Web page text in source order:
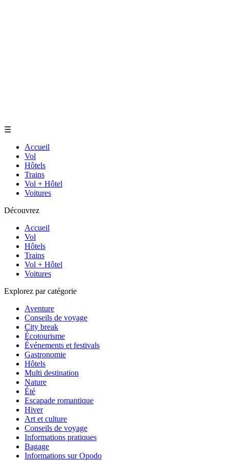
☰
Accueil
Vol
Hôtels
Trains
Vol + Hôtel
Voitures
Découvrez
Accueil
Vol
Hôtels
Trains
Vol + Hôtel
Voitures
Explorez par catégorie
Aventure
Conseils de voyage
City break
Écotourisme
Événements et festivals
Gastronomie
Hôtels
Multi destination
Nature
Été
Escapade romantique
Hiver
Art et culture
Conseils de voyage
Informations pratiques
Bagage
Informations sur Opodo